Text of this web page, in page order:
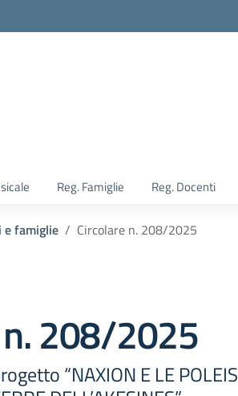
Reg. Famiglie Reg. Docenti
e famiglie Circolare n. 208/2025
208/2025
“NAXION E LE POLEIS